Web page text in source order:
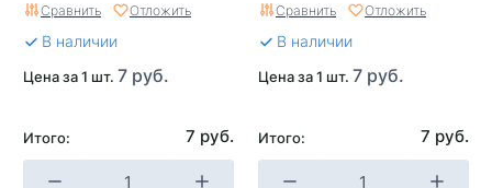
Сравнить Отложить
В наличии
Цена за 1 шт. 7 руб.
Итого: 7 руб.
Сравнить Отложить
В наличии
Цена за 1 шт. 7 руб.
Итого: 7 руб.